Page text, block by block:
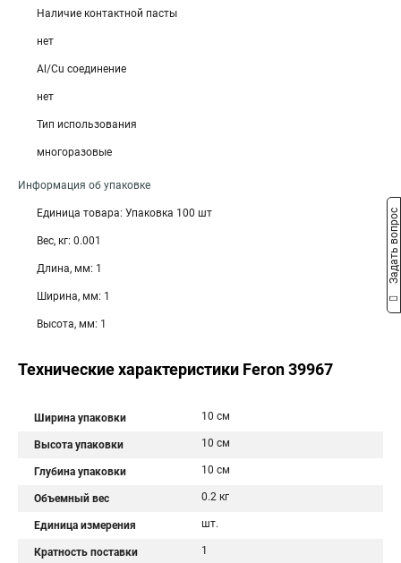
Наличие контактной пасты
нет
Al/Cu соединение
нет
Тип использования
многоразовые
Информация об упаковке
Единица товара: Упаковка 100 шт
Вес, кг: 0.001
Длина, мм: 1
Ширина, мм: 1
Высота, мм: 1
Технические характеристики Feron 39967
Ширина упаковки 10 см
Высота упаковки 10 см
Глубина упаковки 10 см
Объемный вес 0.2 кг
Единица измерения шт.
Кратность поставки 1
Задать вопрос